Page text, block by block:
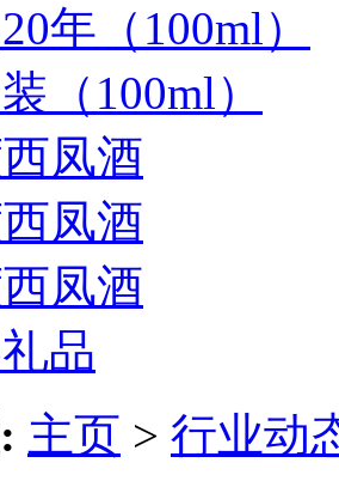
年（100ml）
（100ml）
凤酒
凤酒
凤酒
品
主页 > 行业动